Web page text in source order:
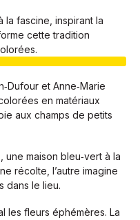
la fascine, inspirant la
cette tradition
et Anne‑Marie
en matériaux
aux champs de petits
une maison bleu‑vert à la
récolte, l’autre imagine
dans le lieu.
les fleurs éphémères. La